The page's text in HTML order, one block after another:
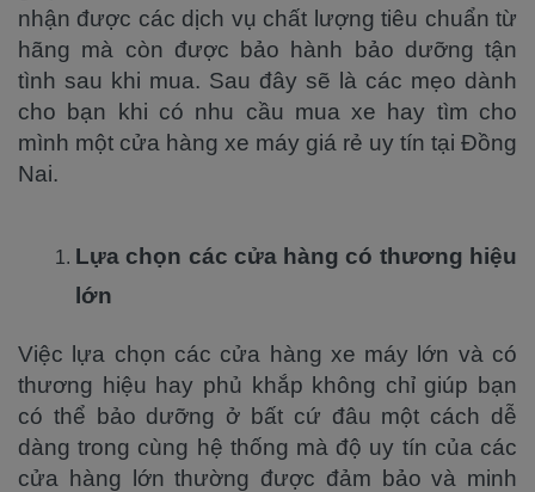
nhận được các dịch vụ chất lượng tiêu chuẩn từ
hãng mà còn được bảo hành bảo dưỡng tận
tình sau khi mua. Sau đây sẽ là các mẹo dành
cho bạn khi có nhu cầu mua xe hay tìm cho
mình một cửa hàng xe máy giá rẻ uy tín tại Đồng
Nai.
Lựa chọn các cửa hàng có thương hiệu
lớn
Việc lựa chọn các cửa hàng xe máy lớn và có
thương hiệu hay phủ khắp không chỉ giúp bạn
có thể bảo dưỡng ở bất cứ đâu một cách dễ
dàng trong cùng hệ thống mà độ uy tín của các
cửa hàng lớn thường được đảm bảo và minh